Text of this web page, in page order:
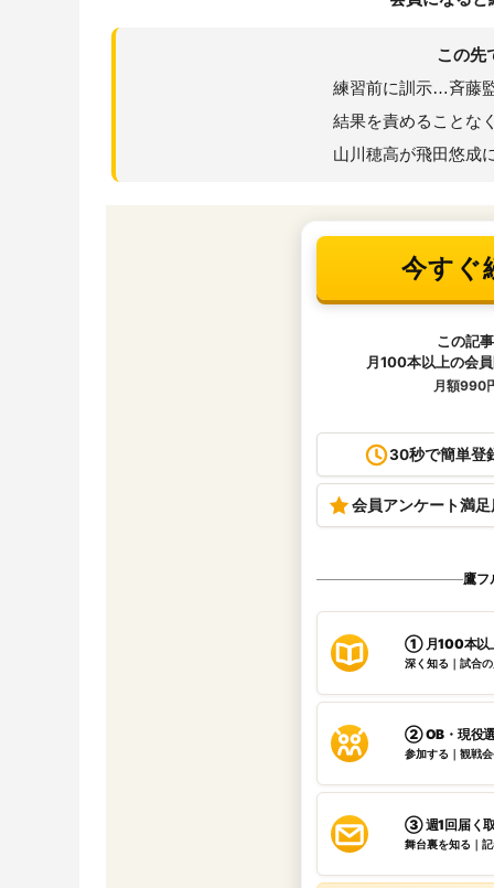
この先
練習前に訓示…斉藤
結果を責めることな
山川穂高が飛田悠成